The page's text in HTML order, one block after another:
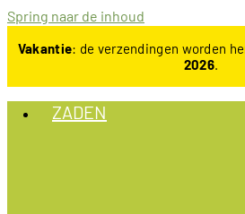
Spring naar de inhoud
Vakantie: de verzendingen worden
2026.
ZADEN